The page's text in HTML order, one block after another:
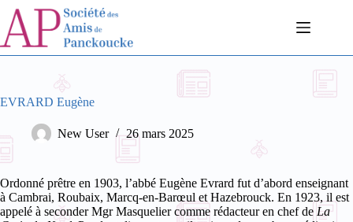
Passer
contenu
EVRARD Eugène
New User 26 mars 2025
Ordonné prêtre en 1903, l’abbé Eugène Evrard fut d’abord enseignant
à Cambrai, Roubaix, Marcq-en-Barœul et Hazebrouck. En 1923, il est
appelé à seconder Mgr Masquelier comme rédacteur en chef de La